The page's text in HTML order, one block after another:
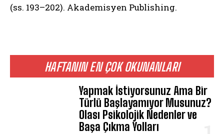
HAFTANIN EN ÇOK OKUNANLARI
Yapmak İstiyorsunuz Ama Bir
Türlü Başlayamıyor Musunuz?
Olası Psikolojik Nedenler ve
Başa Çıkma Yolları
(ss. 193–202). Akademisyen Publishing.